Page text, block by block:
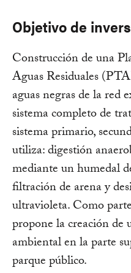
Objetivo de
Construcción de una
Aguas Residuales
aguas negras de la red
sistema completo de
sistema primario,
utiliza: digestión
mediante un humedal
filtración de arena y
ultravioleta. Como
propone la creación de
ambiental en la parte
parque público.